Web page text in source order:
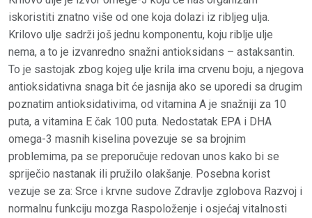
iskoristiti znatno više od one koja dolazi iz ribljeg ulja.
Krilovo ulje sadrži još jednu komponentu, koju riblje ulje
nema, a to je izvanredno snažni antioksidans – astaksantin.
To je sastojak zbog kojeg ulje krila ima crvenu boju, a njegova
antioksidativna snaga bit će jasnija ako se uporedi sa drugim
poznatim antioksidativima, od vitamina A je snažniji za 10
puta, a vitamina E čak 100 puta. Nedostatak EPA i DHA
omega-3 masnih kiselina povezuje se sa brojnim
problemima, pa se preporučuje redovan unos kako bi se
spriječio nastanak ili pružilo olakšanje. Posebna korist
vezuje se za: Srce i krvne sudove Zdravlje zglobova Razvoj i
normalnu funkciju mozga Raspoloženje i osjećaj vitalnosti